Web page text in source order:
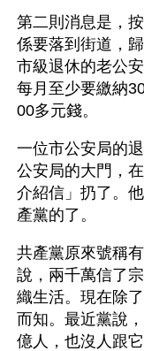
第二則消息是，
係要落到街道，
市級退休的老公
每月至少要繳納
00多元錢。
一位市公安局的
公安局的大門，
介紹信」扔了。
產黨的了。
共產黨原來號稱
說，兩千萬信了
織生活。現在除
而知。最近黨說
億人，也沒人跟